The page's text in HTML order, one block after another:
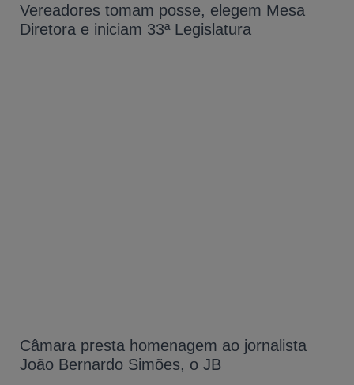
Vereadores tomam posse, elegem Mesa
Diretora e iniciam 33ª Legislatura
Câmara presta homenagem ao jornalista
João Bernardo Simões, o JB